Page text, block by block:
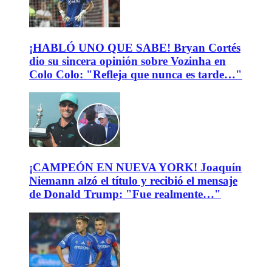
¡HABLÓ UNO QUE SABE! Bryan Cortés
dio su sincera opinión sobre Vozinha en
Colo Colo: "Refleja que nunca es tarde…"
¡CAMPEÓN EN NUEVA YORK! Joaquín
Niemann alzó el título y recibió el mensaje
de Donald Trump: "Fue realmente…"